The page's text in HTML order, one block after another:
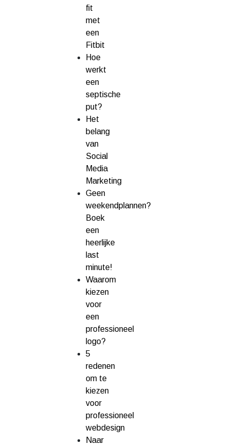
fit
met
een
Fitbit
Hoe
werkt
een
septische
put?
Het
belang
van
Social
Media
Marketing
Geen
weekendplannen?
Boek
een
heerlijke
last
minute!
Waarom
kiezen
voor
een
professioneel
logo?
5
redenen
om te
kiezen
voor
professioneel
webdesign
Naar